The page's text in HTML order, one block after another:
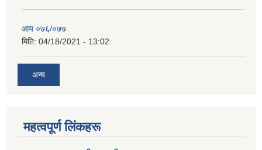
आय ०७६/०७७
मिति: 04/18/2021 - 13:02
अन्य
महत्वपूर्ण लिंकहरू